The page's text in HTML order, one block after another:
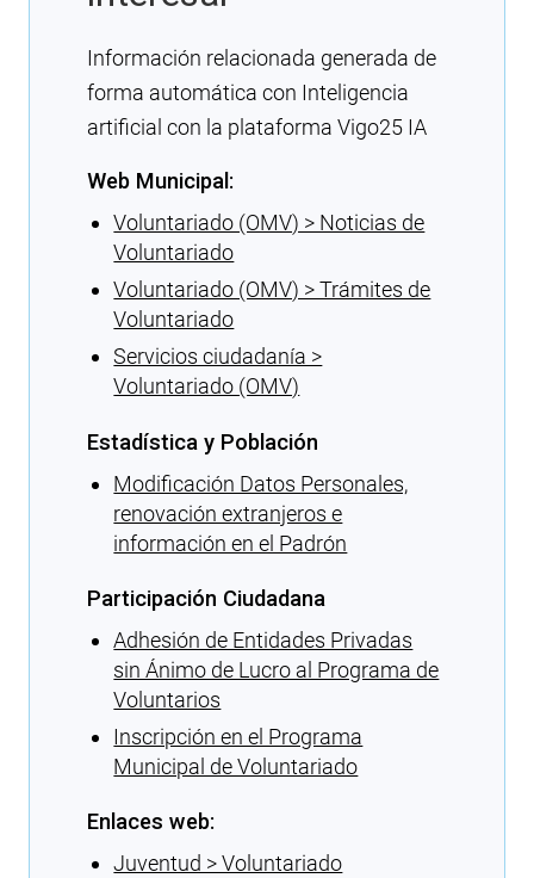
Información relacionada generada de
forma automática con Inteligencia
artificial con la plataforma Vigo25 IA
Web Municipal:
Voluntariado (OMV) > Noticias de
Voluntariado
Voluntariado (OMV) > Trámites de
Voluntariado
Servicios ciudadanía >
Voluntariado (OMV)
Estadística y Población
Modificación Datos Personales,
renovación extranjeros e
información en el Padrón
Participación Ciudadana
Adhesión de Entidades Privadas
sin Ánimo de Lucro al Programa de
Voluntarios
Inscripción en el Programa
Municipal de Voluntariado
Enlaces web:
Juventud > Voluntariado